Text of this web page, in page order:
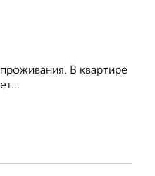
В квартире